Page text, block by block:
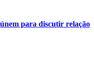
para discutir relação